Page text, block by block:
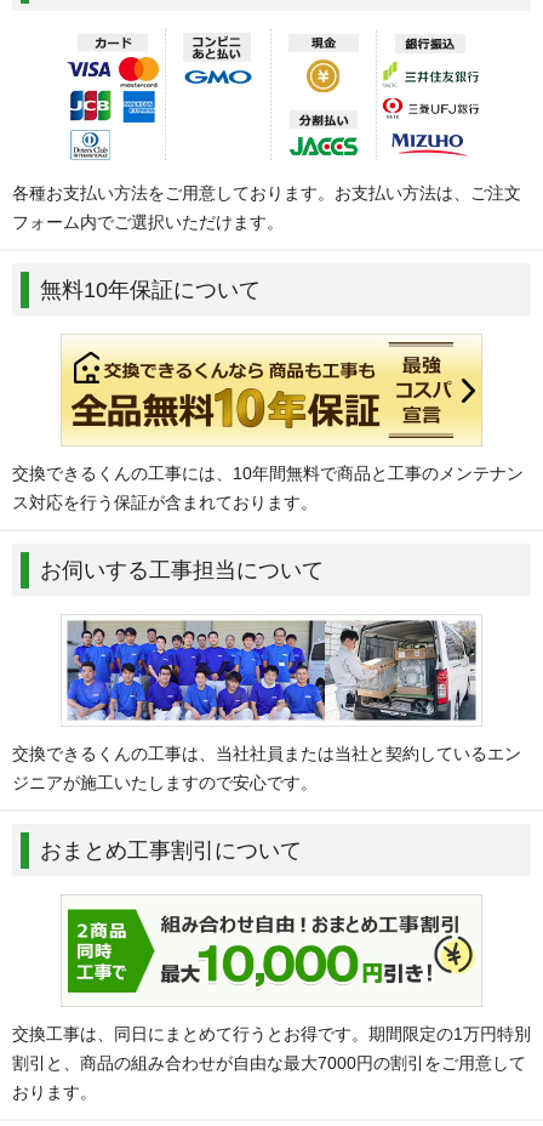
各種お支払い方法をご用意しております。お支払い方法は、ご注文
フォーム内でご選択いただけます。
無料10年保証について
交換できるくんの工事には、10年間無料で商品と工事のメンテナン
ス対応を行う保証が含まれております。
お伺いする工事担当について
交換できるくんの工事は、当社社員または当社と契約しているエン
ジニアが施工いたしますので安心です。
おまとめ工事割引について
交換工事は、同日にまとめて行うとお得です。期間限定の1万円特別
割引と、商品の組み合わせが自由な最大7000円の割引をご用意して
おります。